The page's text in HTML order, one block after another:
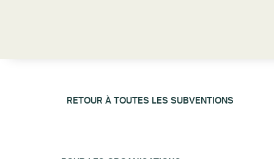
RETOUR À TOUTES LES SUBVENTIONS